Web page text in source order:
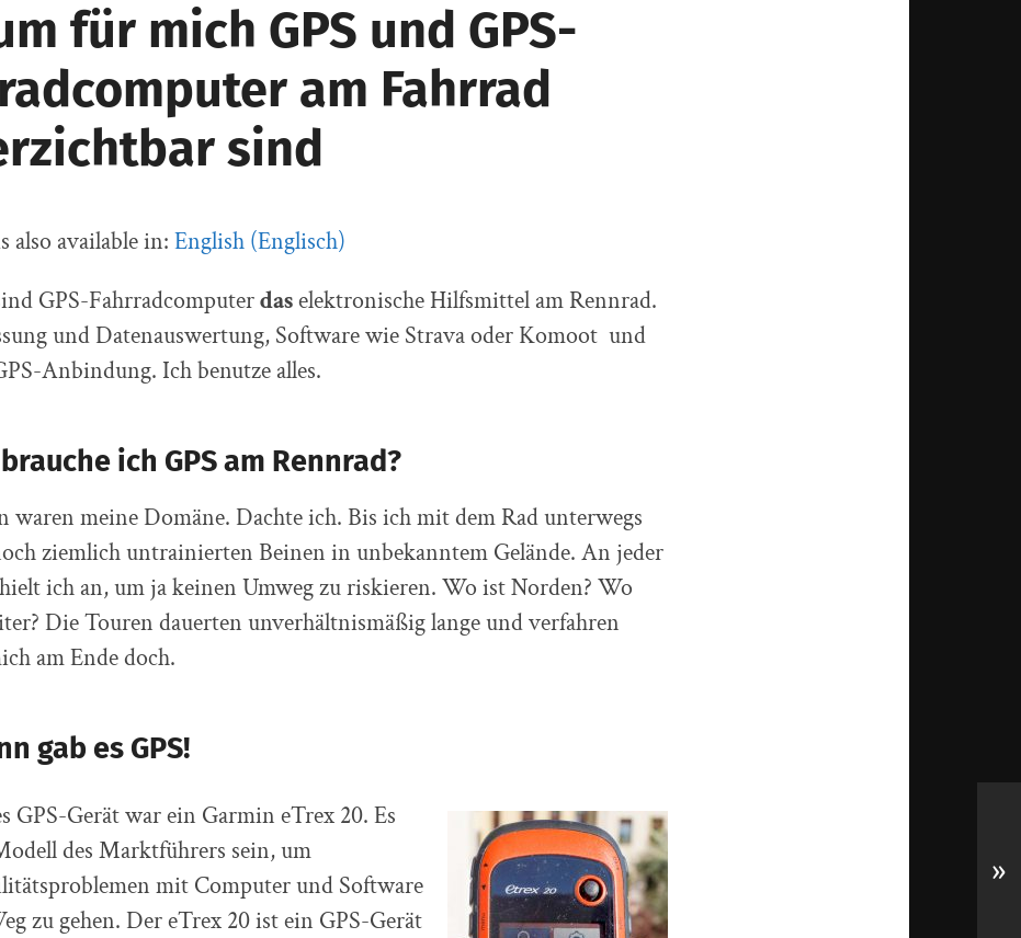
für mich GPS und GPS-
am Fahrrad
sind
also available in: English (Englisch)
GPS-Fahrradcomputerdaselektronische Hilfsmittel am Rennrad.
und Datenauswertung, Software wie Strava oder Komoot und
Anbindung. Ich benutze alles.
ich GPS am Rennrad?
waren meine Domäne. Dachte ich. Bis ich mit dem Rad unterwegs
ziemlich untrainierten Beinen in unbekanntem Gelände. An jeder
ich an, um ja keinen Umweg zu riskieren. Wo ist Norden? Wo
Die Touren dauerten unverhältnismäßig lange und verfahren
am Ende doch.
gab es GPS!
GPS-Gerät war ein Garmin eTrex 20. Es
des Marktführers sein, um
mit Computer und Software
zu gehen. Der eTrex 20 ist ein GPS-Gerät
»